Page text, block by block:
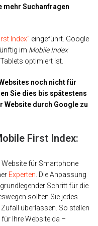
mehr Suchanfragen
Index“ eingeführt. Google
im Mobile Index
optimiert ist.
noch nicht für
Sie dies bis spätestens
Website durch Google zu
First Index:
Website für Smartphone
Experten . Die Anpassung
Schritt für die
sollten Sie jedes
überlassen. So stellen
Ihre Website da –